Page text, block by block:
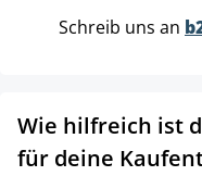
Schreib uns an
Wie hilfreich ist
für deine